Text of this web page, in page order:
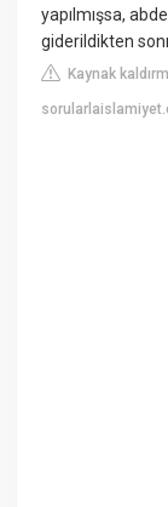
yapılmışsa,
giderildikten
Kaynak